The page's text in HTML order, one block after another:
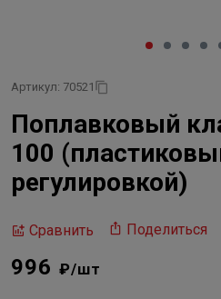
Артикул: 70521
Поплавковый
100
регулировкой)
Сравнить Поделиться
996 ₽/шт